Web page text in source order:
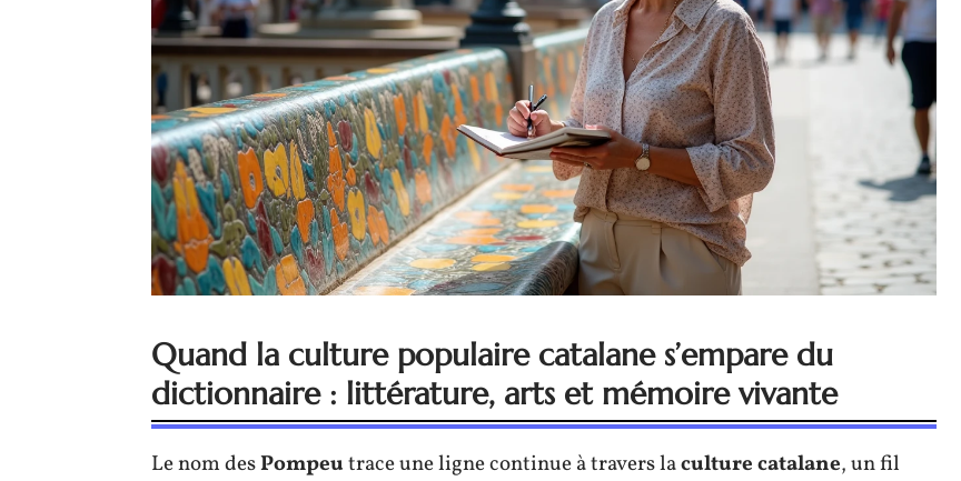
Quand la culture populaire catalane s’empare du
dictionnaire : littérature, arts et mémoire vivante
Le nom desPompeutrace une ligne continue à travers laculture catalane, un fil